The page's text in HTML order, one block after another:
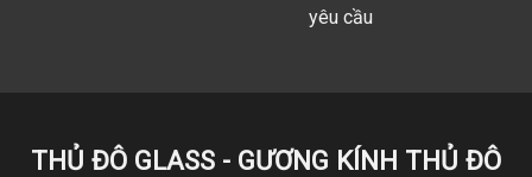
yêu cầu
THỦ ĐÔ GLASS - GƯƠNG KÍNH THỦ ĐÔ